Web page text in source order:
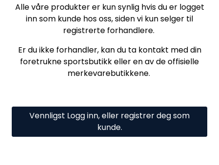
Alle våre produkter er kun synlig hvis du er logget
inn som kunde hos oss, siden vi kun selger til
registrerte forhandlere.
Er du ikke forhandler, kan du ta kontakt med din
foretrukne sportsbutikk eller en av de offisielle
merkevarebutikkene.
Vennligst Logg inn, eller registrer deg som
kunde.